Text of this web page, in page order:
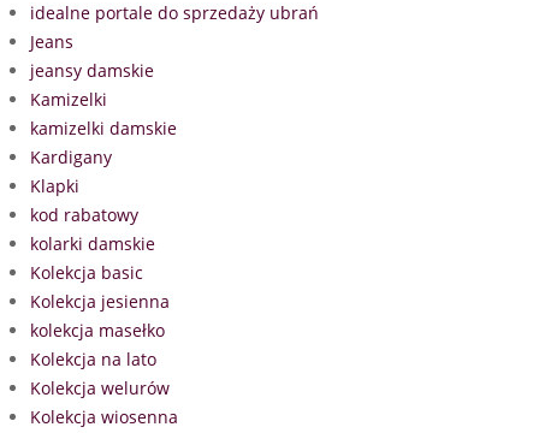
idealne portale do sprzedaży ubrań
Jeans
jeansy damskie
Kamizelki
kamizelki damskie
Kardigany
Klapki
kod rabatowy
kolarki damskie
Kolekcja basic
Kolekcja jesienna
kolekcja masełko
Kolekcja na lato
Kolekcja welurów
Kolekcja wiosenna